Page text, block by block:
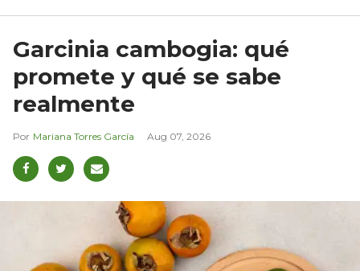
Garcinia cambogia: qué
promete y qué se sabe
realmente
Mariana Torres García Aug 07, 2026